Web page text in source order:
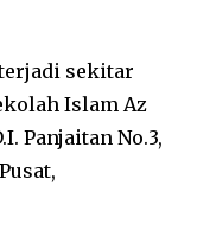
sekitar
Islam Az
Panjaitan No.3,